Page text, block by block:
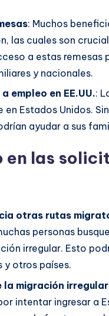
: Muchos
las cuales son
a estas
y nacionales.
empleo en EE.UU.:
Estados Unidos.
ayudar a sus
en las
otras rutas
personas
irregular. Esto
y otros países.
la migración irregular
intentar ingresar a